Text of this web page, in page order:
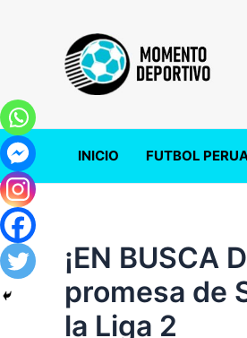
contenido
INICIO FUTBOL
¡EN BUSCA
promesa de
la Liga 2